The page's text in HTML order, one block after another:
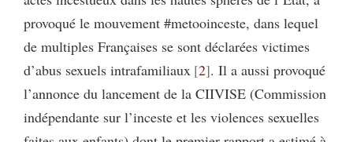
provoqué le mouvement #metooinceste, dans lequel
de multiples Françaises se sont déclarées victimes
d’abus sexuels intrafamiliaux 2 . Il a aussi provoqué
l’annonce du lancement de la CIIVISE (Commission
indépendante sur l’inceste et les violences sexuelles